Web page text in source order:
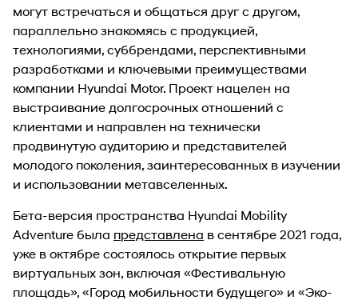
могут встречаться и общаться друг с другом,
параллельно знакомясь с продукцией,
технологиями, суббрендами, перспективными
разработками и ключевыми преимуществами
компании Hyundai Motor. Проект нацелен на
выстраивание долгосрочных отношений с
клиентами и направлен на технически
продвинутую аудиторию и представителей
молодого поколения, заинтересованных в изучении
и использовании метавселенных.
Бета-версия пространства Hyundai Mobility
Adventure была представлена в сентябре 2021 года,
уже в октябре состоялось открытие первых
виртуальных зон, включая «Фестивальную
площадь», «Город мобильности будущего» и «Эко-